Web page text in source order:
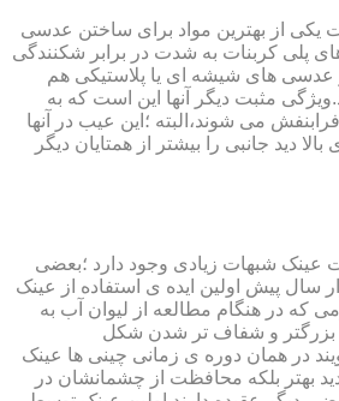
یکی از بهترین مواد برای ساختن عدسی
پلی کربنات به شدت در برابر شکنندگی
عدسی های شیشه ای یا پلاستیکی هم
مثبت دیگر آنها این است که به
می شوند،البته ؛این عیب در آنها
دید جانبی را بیشتر از همتایان دیگر
عینک شبهات زیادی وجود دارد ؛بعضی
سال پیش اولین ایده ی استفاده از عینک
در هنگام مطالعه از لیوان آب به
بزرگتر و شفاف تر شدن شکل
در همان دوره ی زمانی چینی ها عینک
دید بهتر بلکه محافظت از چشمانشان در